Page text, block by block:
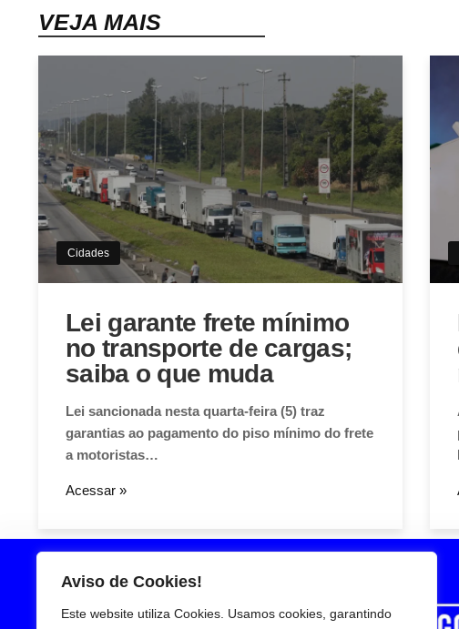
Aviso de Cookies!
Este website utiliza Cookies. Usamos cookies, garantindo
VEJA MAIS
Cidades
Lei garante frete mínimo
no transporte de cargas;
saiba o que muda
Lei sancionada nesta quarta-feira (5) traz
garantias ao pagamento do piso mínimo do frete
a motoristas…
Acessar »